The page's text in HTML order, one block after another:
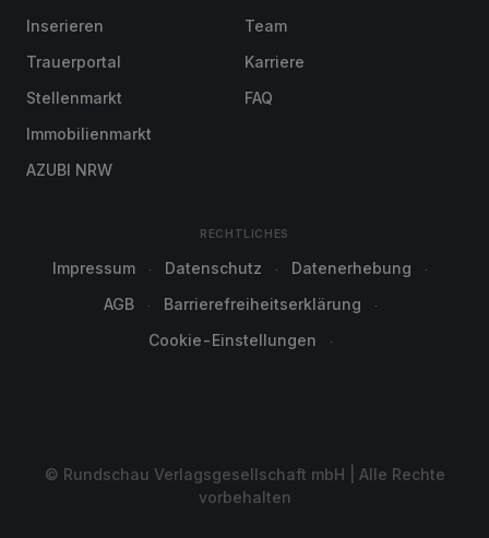
Inserieren
Trauerportal
Stellenmarkt
Immobilienmarkt
AZUBI NRW
Team
Karriere
FAQ
RECHTLICHES
Impressum Datenschutz
Datenerhebung
AGB
Barrierefreiheitserklärung
Cookie-Einstellungen
© Rundschau Verlagsgesellschaft mbH | Alle Rechte
vorbehalten